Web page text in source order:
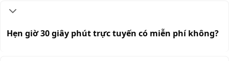
Hẹn giờ 30 giây phút trực tuyến có miễn phí không?